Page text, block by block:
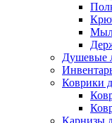
Душевые
Коврики
Карнизы